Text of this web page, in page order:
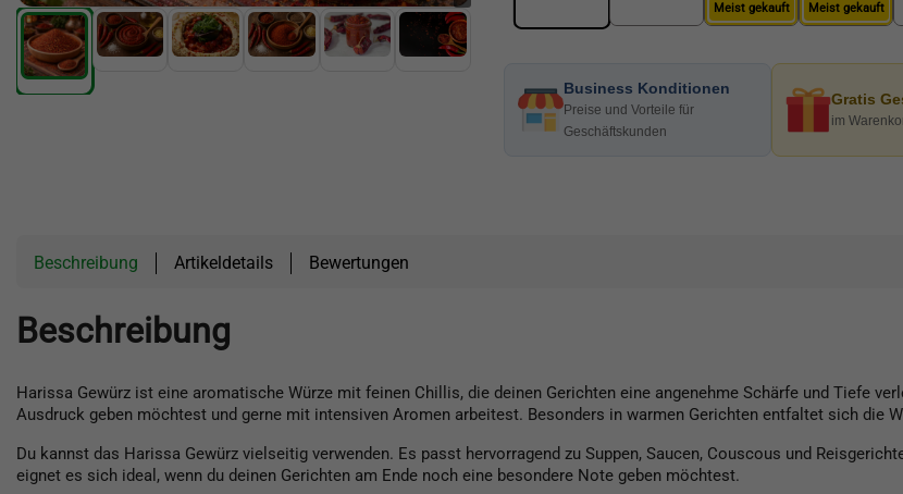
Meist gekauft Meist gekauft
Business Konditionen
Preise und Vorteile für
Geschäftskunden
Gratis
im
Beschreibung Artikeldetails Bewertungen
Beschreibung
Harissa Gewürz ist eine aromatische Würze mit feinen Chillis, die deinen Gerichten eine angenehme Schärfe und Tiefe
Ausdruck geben möchtest und gerne mit intensiven Aromen arbeitest. Besonders in warmen Gerichten entfaltet sich die
Du kannst das Harissa Gewürz vielseitig verwenden. Es passt hervorragend zu Suppen, Saucen, Couscous und
eignet es sich ideal, wenn du deinen Gerichten am Ende noch eine besondere Note geben möchtest.